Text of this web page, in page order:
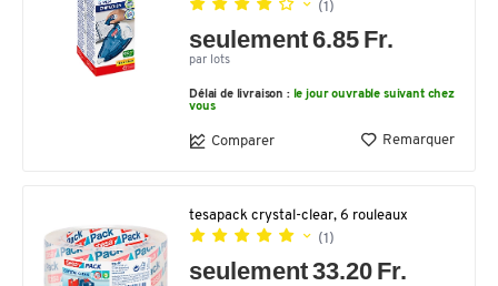
(1)
seulement 6.85 Fr.
par lots
Délai de livraison : le jour ouvrable suivant chez
vous
Comparer Remarquer
tesapack crystal-clear, 6 rouleaux
(1)
seulement 33.20 Fr.